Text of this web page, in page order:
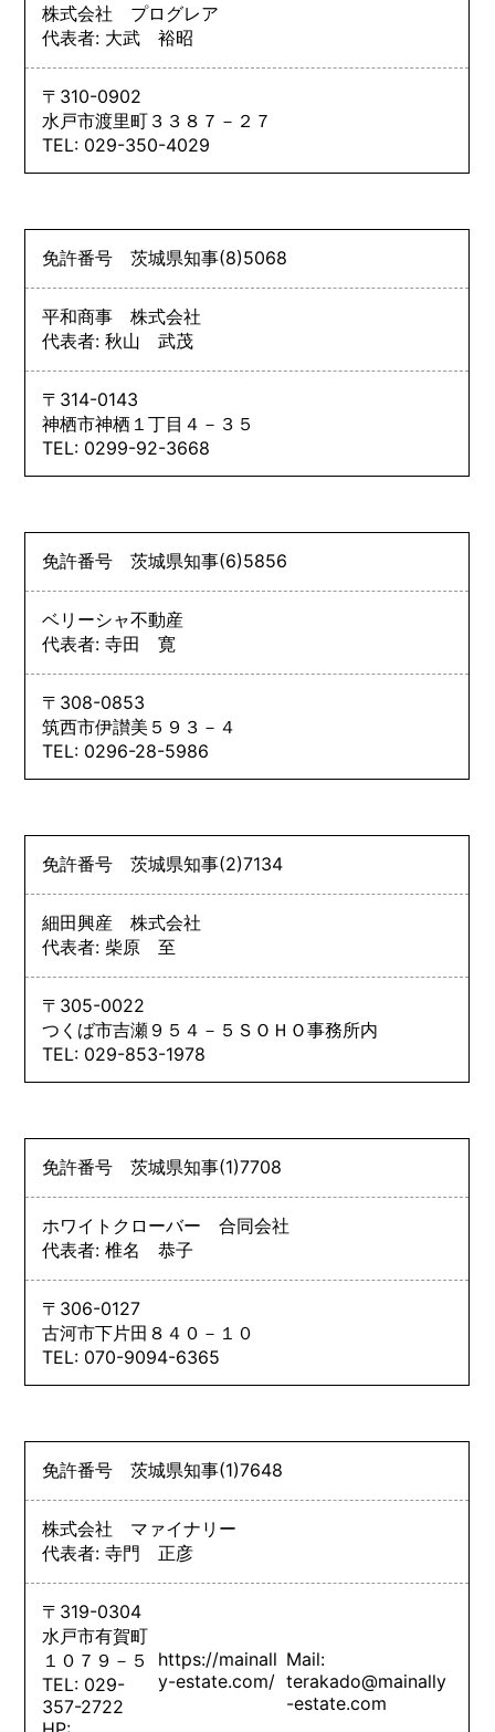
株式会社 プログレア
代表者: 大武 裕昭
〒310-0902
水戸市渡里町３３８７－２７
TEL: 029-350-4029
免許番号茨城県知事(8)5068
平和商事 株式会社
代表者: 秋山 武茂
〒314-0143
神栖市神栖１丁目４－３５
TEL: 0299-92-3668
免許番号茨城県知事(6)5856
ベリーシャ不動産
代表者: 寺田 寛
〒308-0853
筑西市伊讃美５９３－４
TEL: 0296-28-5986
免許番号茨城県知事(2)7134
細田興産 株式会社
代表者: 柴原 至
〒305-0022
つくば市吉瀬９５４－５ＳＯＨＯ事務所内
TEL: 029-853-1978
免許番号茨城県知事(1)7708
ホワイトクローバー 合同会社
代表者: 椎名 恭子
〒306-0127
古河市下片田８４０－１０
TEL: 070-9094-6365
免許番号茨城県知事(1)7648
株式会社 マァイナリー
代表者: 寺門 正彦
〒319-0304
水戸市有賀町
１０７９－５
TEL: 029-
357-2722
https://mainall
y-estate.com/
Mail:
terakado@mainally
-estate.com